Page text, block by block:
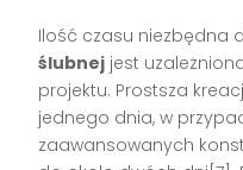
Ilość czasu niezbędna
ślubnej jest
projektu. Prostsza
jednego dnia, w
zaawansowanych